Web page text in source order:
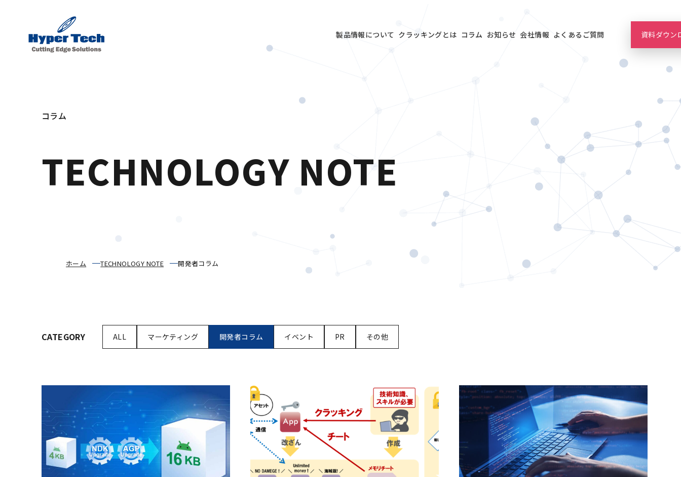
製品情報について クラッキングとは コラム お知らせ 会社情報 よくあるご質問 資料ダウン
TECHNOLOGY NOTE
コラム
ホーム TECHNOLOGY NOTE 開発者コラム
CATEGORY ALL マーケティング 開発者コラム イベント PR その他